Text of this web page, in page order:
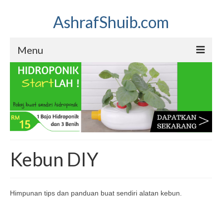
AshrafShuib.com
Menu
Hidroponik
Himpunan tips hidroponik
Kebun DIY
Himpunan tips dan panduan buat sendiri alatan kebun.
Nutripot
Kebun DIY
Himpunan tips dan panduan buat sendiri alatan kebun.